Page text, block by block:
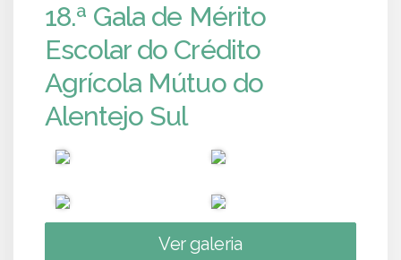
18.ª Gala de Mérito
Escolar do Crédito
Agrícola Mútuo do
Alentejo Sul
Ver galeria